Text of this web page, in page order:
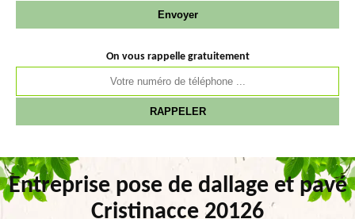
On vous rappelle gratuitement
Entreprise pose de dallage et pavé
Cristinacce 20126